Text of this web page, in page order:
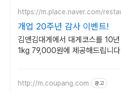
https://m.place.naver.com/
개업 20주년 감사 이벤트!
김앤김대게에서 대게코스를 10
1kg 79,000원에 제공해드립니
http://m.coupang.com 광고